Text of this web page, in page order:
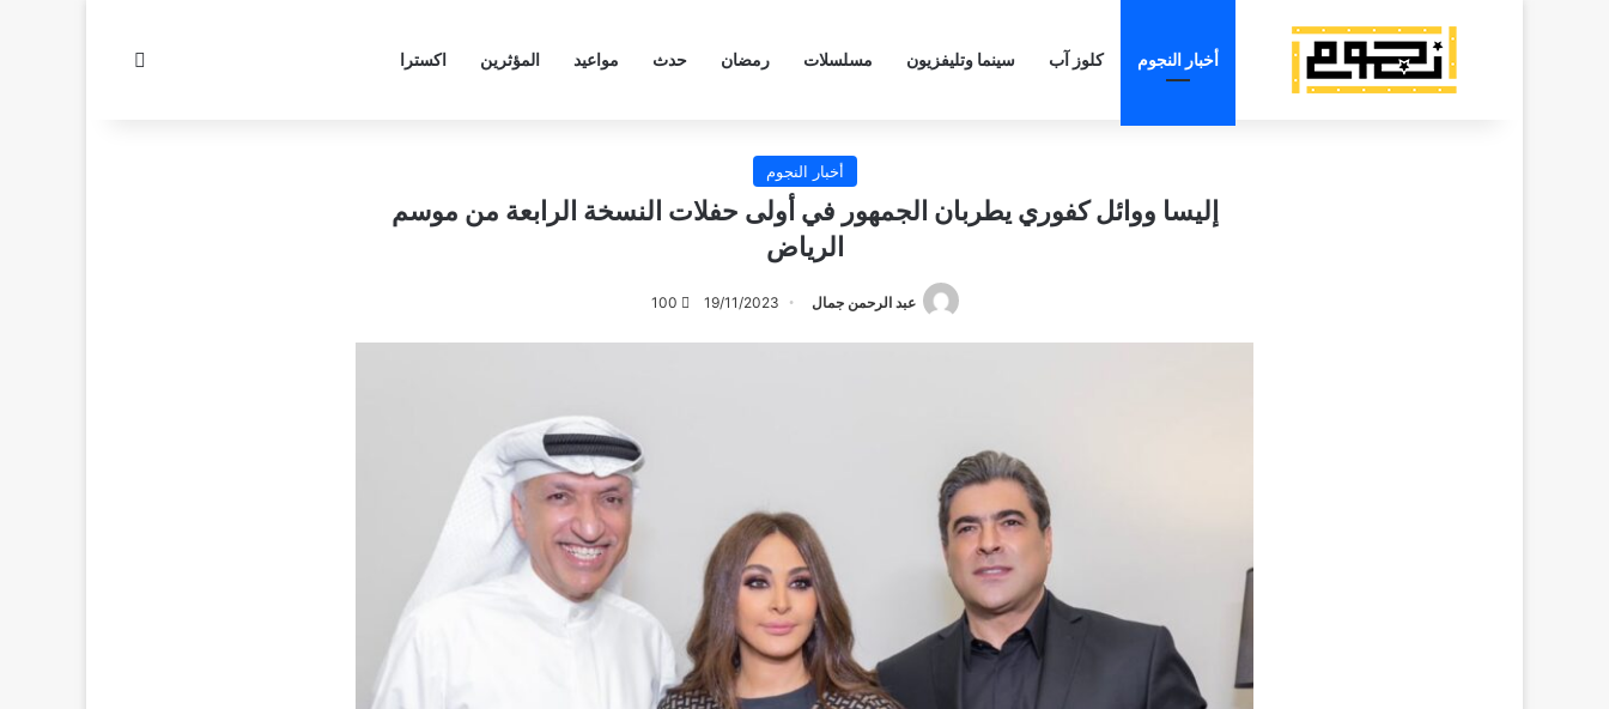
أخبار النجوم كلوز آب سينما وتليفزيون مسلسلات رمضان حدث مواعيد المؤثرين اكسترا
أخبار النجوم
إليسا ووائل كفوري يطربان الجمهور في أولى حفلات النسخة الرابعة من موسم
الرياض
عبد الرحمن جمال 19/11/2023
100